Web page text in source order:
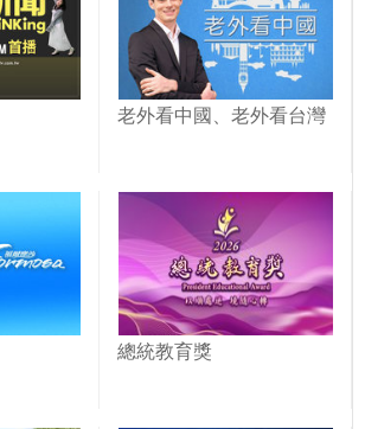
老外看中國、老外看台灣
總統教育獎